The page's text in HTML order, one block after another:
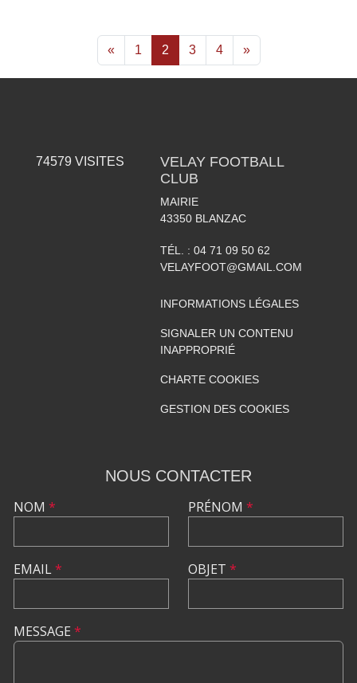
« 1 2 3 4 »
74579 VISITES
VELAY FOOTBALL
CLUB
MAIRIE
43350 BLANZAC
TÉL. : 04 71 09 50 62
VELAYFOOT@GMAIL.COM
INFORMATIONS LÉGALES
SIGNALER UN CONTENU
INAPPROPRIÉ
CHARTE COOKIES
GESTION DES COOKIES
NOUS CONTACTER
NOM *
EMAIL*
PRÉNOM *
OBJET *
MESSAGE *